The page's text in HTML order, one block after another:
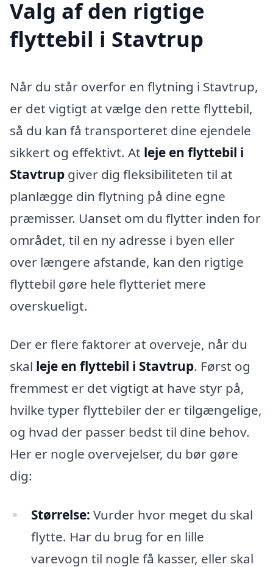
Valg af den rigtige
flyttebil i Stavtrup
Når du står overfor en flytning i Stavtrup,
er det vigtigt at vælge den rette flyttebil,
så du kan få transporteret dine ejendele
sikkert og effektivt. At leje en flyttebil i
Stavtrup giver dig fleksibiliteten til at
planlægge din flytning på dine egne
præmisser. Uanset om du flytter inden for
området, til en ny adresse i byen eller
over længere afstande, kan den rigtige
flyttebil gøre hele flytteriet mere
overskueligt.
Der er flere faktorer at overveje, når du
skal leje en flyttebil i Stavtrup. Først og
fremmest er det vigtigt at have styr på,
hvilke typer flyttebiler der er tilgængelige,
og hvad der passer bedst til dine behov.
Her er nogle overvejelser, du bør gøre
dig:
Størrelse: Vurder hvor meget du skal
flytte. Har du brug for en lille
varevogn til nogle få kasser, eller skal